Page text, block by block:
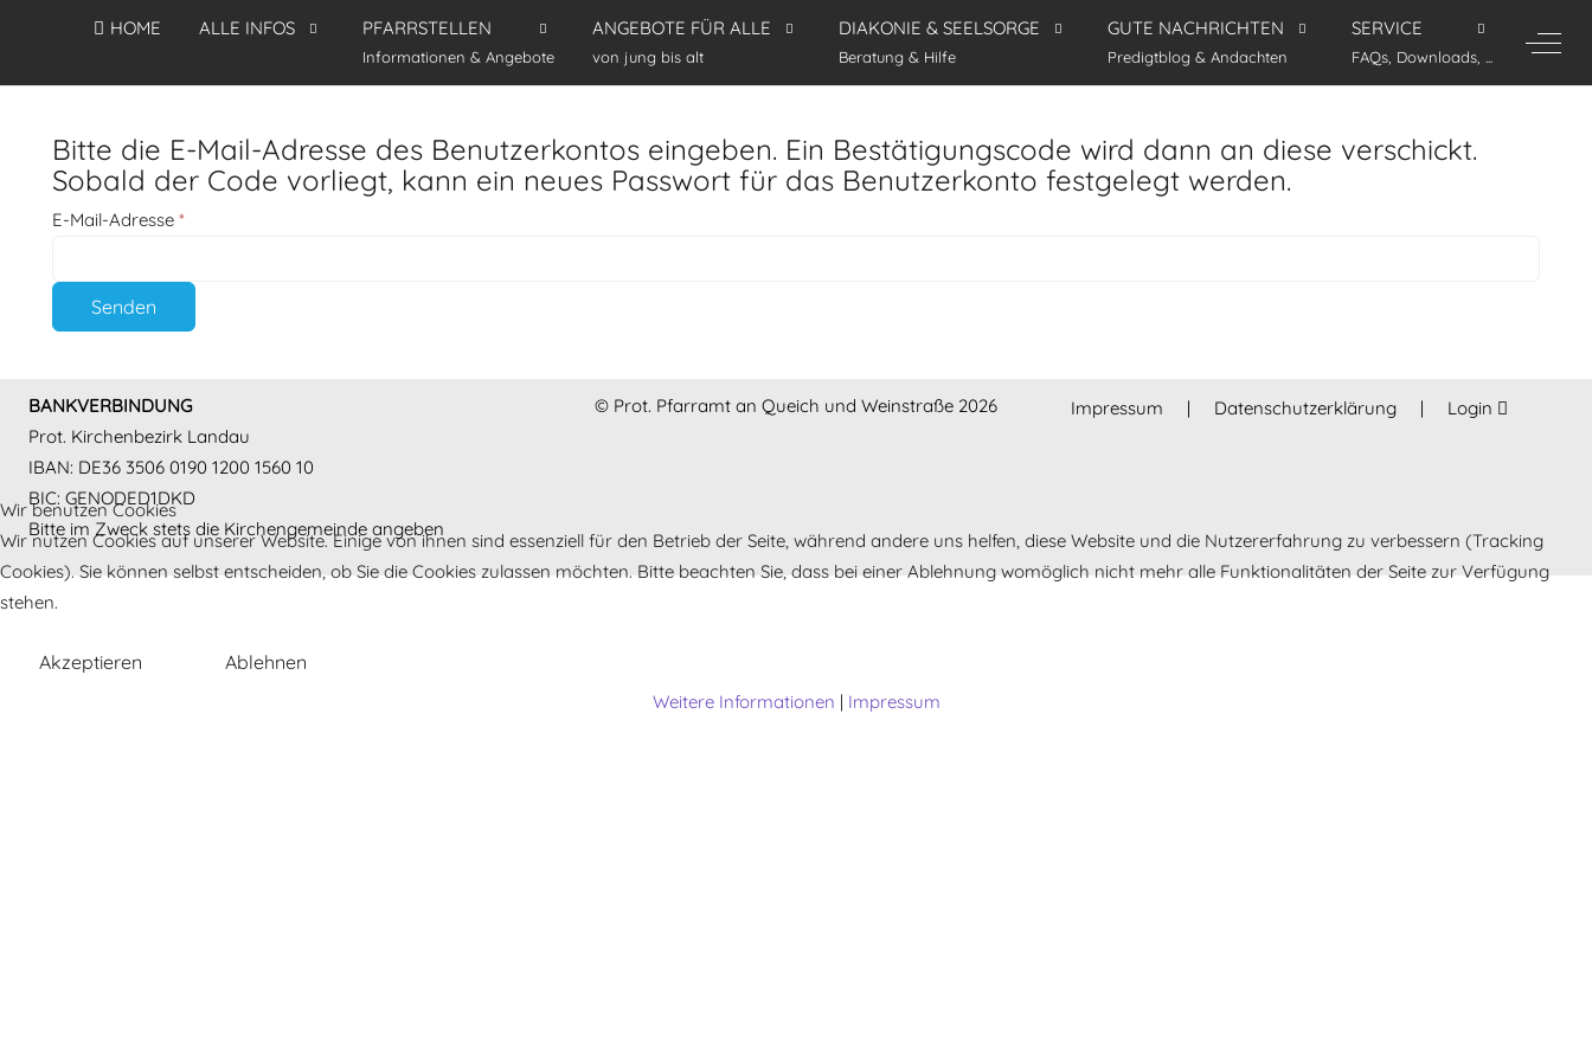
HOME ALLE INFOS PFARRSTELLEN
Informationen & Angebote
ANGEBOTE FÜR ALLE
von jung bis alt
DIAKONIE & SEELSORGE
Beratung & Hilfe
GUTE NACHRICHTEN
Predigtblog & Andachten
SERVICE
FAQs, Downloads, ...
Off-
Bitte die E-Mail-Adresse des Benutzerkontos eingeben. Ein Bestätigungscode wird dann an diese verschickt.
Sobald der Code vorliegt, kann ein neues Passwort für das Benutzerkonto festgelegt werden.
E-Mail-Adresse *
Senden
BANKVERBINDUNG
Prot. Kirchenbezirk Landau
IBAN: DE36 3506 0190 1200 1560 10
BIC: GENODED1DKD
Bitte im Zweck stets die Kirchengemeinde angeben
© Prot. Pfarramt an Queich und Weinstraße 2026 Impressum | Datenschutzerklärung | Login
Wir benutzen Cookies
Wir nutzen Cookies auf unserer Website. Einige von ihnen sind essenziell für den Betrieb der Seite, während andere uns helfen, diese Website und die Nutzererfahrung zu verbessern (Tracking
Cookies). Sie können selbst entscheiden, ob Sie die Cookies zulassen möchten. Bitte beachten Sie, dass bei einer Ablehnung womöglich nicht mehr alle Funktionalitäten der Seite zur Verfügung
stehen.
Akzeptieren Ablehnen
Weitere Informationen | Impressum